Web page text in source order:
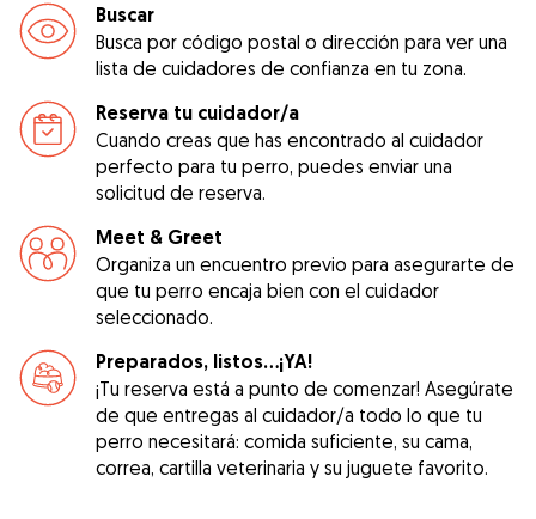
Buscar
Busca por código postal o dirección para ver una
lista de cuidadores de confianza en tu zona.
Reserva tu cuidador/a
Cuando creas que has encontrado al cuidador
perfecto para tu perro, puedes enviar una
solicitud de reserva.
Meet & Greet
Organiza un encuentro previo para asegurarte de
que tu perro encaja bien con el cuidador
seleccionado.
Preparados, listos...¡YA!
¡Tu reserva está a punto de comenzar! Asegúrate
de que entregas al cuidador/a todo lo que tu
perro necesitará: comida suficiente, su cama,
correa, cartilla veterinaria y su juguete favorito.